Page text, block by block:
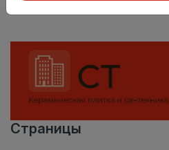
Страницы